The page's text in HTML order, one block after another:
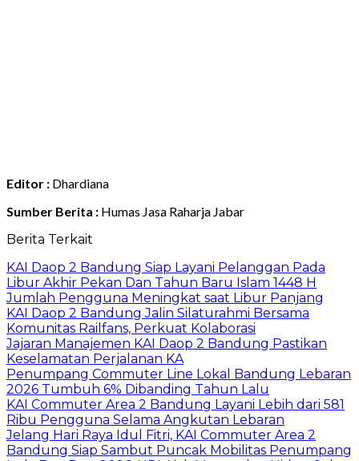
Editor : Dhardiana
Sumber Berita : Humas Jasa Raharja Jabar
Berita Terkait
KAI Daop 2 Bandung Siap Layani Pelanggan Pada
Libur Akhir Pekan Dan Tahun Baru Islam 1448 H
Jumlah Pengguna Meningkat saat Libur Panjang
KAI Daop 2 Bandung Jalin Silaturahmi Bersama
Komunitas Railfans, Perkuat Kolaborasi
Jajaran Manajemen KAI Daop 2 Bandung Pastikan
Keselamatan Perjalanan KA
Penumpang Commuter Line Lokal Bandung Lebaran
2026 Tumbuh 6% Dibanding Tahun Lalu
KAI Commuter Area 2 Bandung Layani Lebih dari 581
Ribu Pengguna Selama Angkutan Lebaran
Jelang Hari Raya Idul Fitri, KAI Commuter Area 2
Bandung Siap Sambut Puncak Mobilitas Penumpang